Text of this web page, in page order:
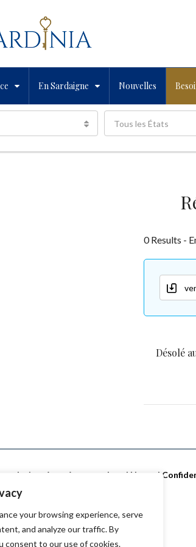
your browsing experience, serve
and analyze our traffic. By
consent to our use of cookies.
En Sardaigne Nouvelles
Tous les États
0 Results -
Désolé
droits réservés Legal Notes |